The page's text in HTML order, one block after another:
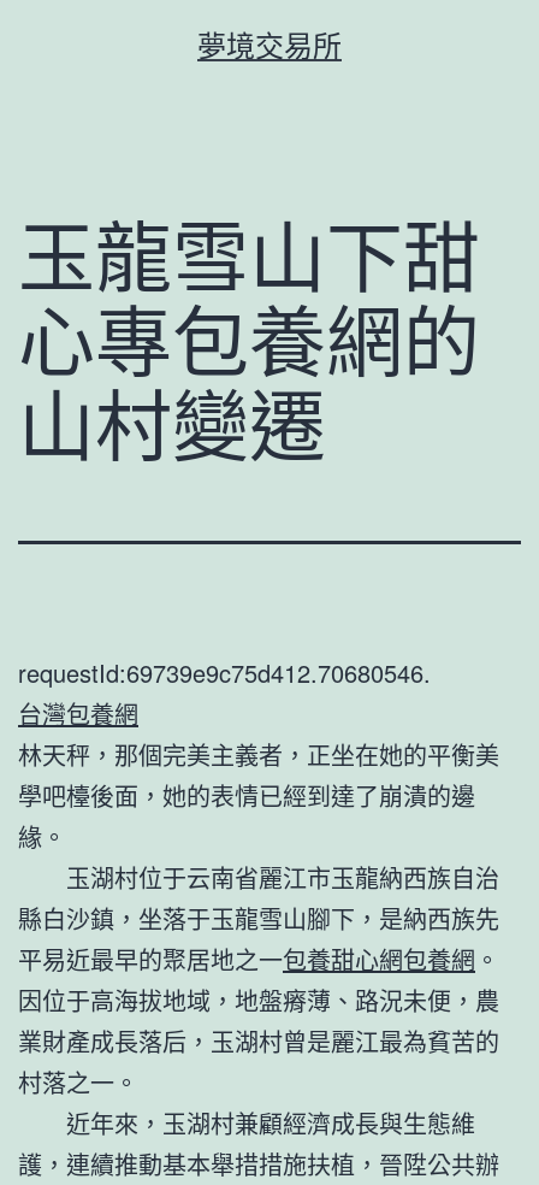
夢境交易所
玉龍雪山下甜
心專包養網的
山村變遷
requestId:69739e9c75d412.70680546.
台灣包養網
林天秤，那個完美主義者，正坐在她的平衡美
學吧檯後面，她的表情已經到達了崩潰的邊
緣。
玉湖村位于云南省麗江市玉龍納西族自治
縣白沙鎮，坐落于玉龍雪山腳下，是納西族先
平易近最早的聚居地之一包養甜心網包養網 。
因位于高海拔地域，地盤瘠薄、路況未便，農
業財產成長落后，玉湖村曾是麗江最為貧苦的
村落之一。
近年來，玉湖村兼顧經濟成長與生態維
護，連續推動基本舉措措施扶植，晉陞公共辦